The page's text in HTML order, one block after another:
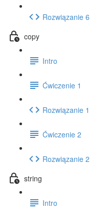
Rozwiązanie 6
copy
Intro
Ćwiczenie 1
Rozwiązanie 1
Ćwiczenie 2
Rozwiązanie 2
string
Intro